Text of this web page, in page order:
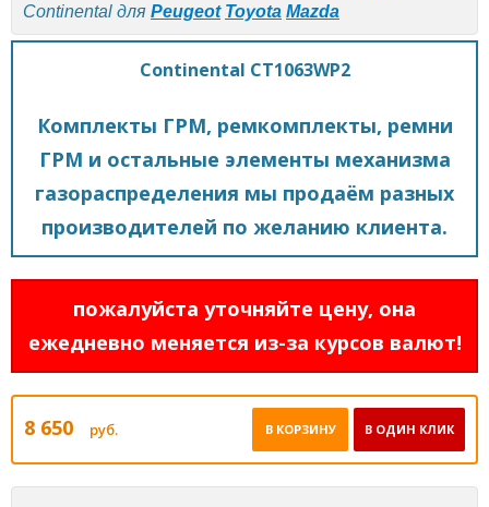
Continental для Peugeot Toyota Mazda
Continental CT1063WP2
Комплекты ГРМ, ремкомплекты, ремни
ГРМ и остальные элементы механизма
газораспределения мы продаём разных
производителей по желанию клиента.
пожалуйста уточняйте цену, она
ежедневно меняется из-за курсов валют!
8 650 руб. В ОДИН КЛИК
В КОРЗИНУ